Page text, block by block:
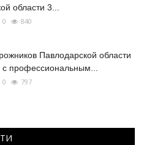
области 3...
0 840
Павлодарской области
с профессиональным...
0 797